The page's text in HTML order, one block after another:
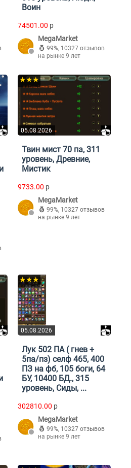
Воин
74501.00 p
MegaMarket
99%, 10327 отзывов
на рынке 9 лет
05.08.2026
★★★
Твин мист 70 па, 311
уровень, Древние,
Мистик
9733.00 p
MegaMarket
99%, 10327 отзывов
на рынке 9 лет
05.08.2026
★★★
Лук 502 ПА ( гнев +
5па/пз) селф 465, 400
ПЗ на фб, 105 боги, 64
БУ, 10400 БД., 315
уровень, Сиды, ...
302810.00 p
MegaMarket
99%, 10327 отзывов
на рынке 9 лет